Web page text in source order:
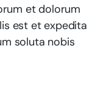
et dolorum
est et expedita
soluta nobis